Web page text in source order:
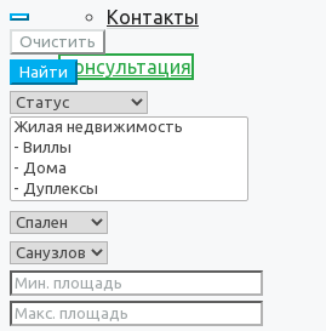
Контакты
Консультация
Очистить
Найти